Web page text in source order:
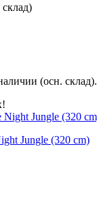
(осн. склад).
Jungle (320 cm)